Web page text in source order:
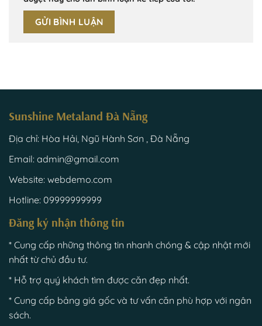
Sunshine Metaland Đà Nẵng
Địa chỉ: Hòa Hải, Ngũ Hành Sơn , Đà Nẵng
Email: admin@gmail.com
Website: webdemo.com
Hotline: 09999999999
Đăng ký nhận thông tin
* Cung cấp những thông tin nhanh chóng & cập nhật mới
nhất từ chủ đầu tư.
* Hỗ trợ quý khách tìm được căn đẹp nhất.
* Cung cấp bảng giá gốc và tư vấn căn phù hợp với ngân
sách.